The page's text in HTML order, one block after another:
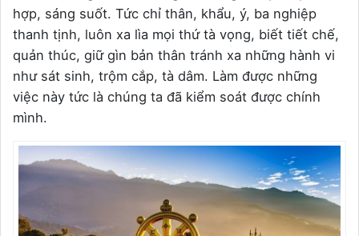
hợp, sáng suốt. Tức chỉ thân, khẩu, ý, ba nghiệp
thanh tịnh, luôn xa lìa mọi thứ tà vọng, biết tiết chế,
quản thúc, giữ gìn bản thân tránh xa những hành vi
như sát sinh, trộm cắp, tà dâm. Làm được những
việc này tức là chúng ta đã kiểm soát được chính
mình.